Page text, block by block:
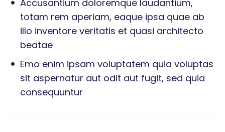
Accusantium doloremque laudantium,
totam rem aperiam, eaque ipsa quae ab
illo inventore veritatis et quasi architecto
beatae
Emo enim ipsam voluptatem quia voluptas
sit aspernatur aut odit aut fugit, sed quia
consequuntur